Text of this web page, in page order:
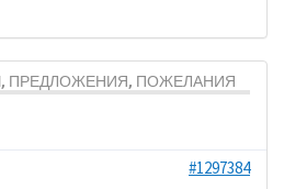
ПРЕДЛОЖЕНИЯ, ПОЖЕЛАНИЯ
#1297384